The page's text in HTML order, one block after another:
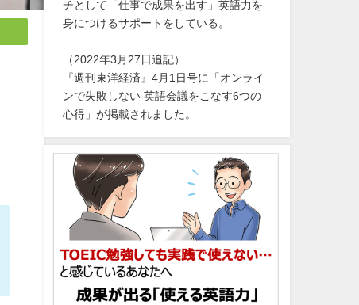
チとして「仕事で成果を出す」英語力を
身につけるサポートをしている。
（2022年3月27日追記）
『週刊東洋経済』4月1日号に「オンライ
ンで失敗しない 英語会議をこなす6つの
心得」が掲載されました。